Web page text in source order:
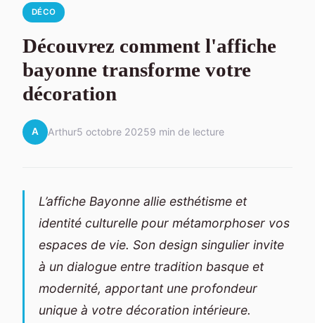
DÉCO
Découvrez comment l'affiche
bayonne transforme votre
décoration
A Arthur5 octobre 20259 min de lecture
L’affiche Bayonne allie esthétisme et
identité culturelle pour métamorphoser vos
espaces de vie. Son design singulier invite
à un dialogue entre tradition basque et
modernité, apportant une profondeur
unique à votre décoration intérieure.